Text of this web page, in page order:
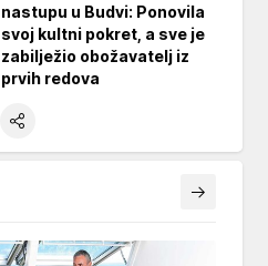
nastupu u Budvi: Ponovila
svoj kultni pokret, a sve je
zabilježio obožavatelj iz
prvih redova